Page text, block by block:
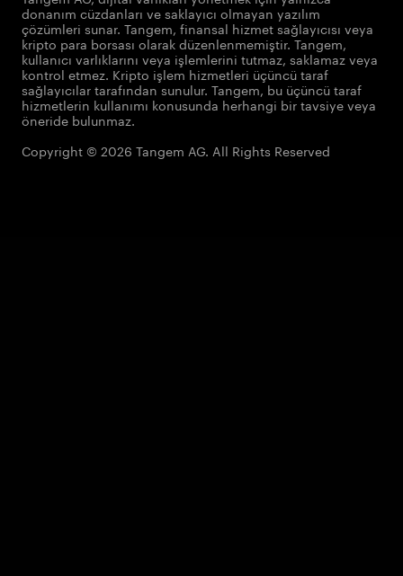
donanım cüzdanları ve saklayıcı olmayan yazılım
çözümleri sunar. Tangem, finansal hizmet sağlayıcısı veya
kripto para borsası olarak düzenlenmemiştir. Tangem,
kullanıcı varlıklarını veya işlemlerini tutmaz, saklamaz veya
kontrol etmez. Kripto işlem hizmetleri üçüncü taraf
sağlayıcılar tarafından sunulur. Tangem, bu üçüncü taraf
hizmetlerin kullanımı konusunda herhangi bir tavsiye veya
öneride bulunmaz.